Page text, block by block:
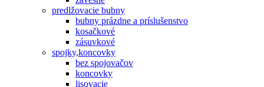
predlžovacie bubny
bubny prázdne a príslušenstvo
kosačkové
zásuvkové
spojky,koncovky
bez spojovačov
koncovky
lisovacie